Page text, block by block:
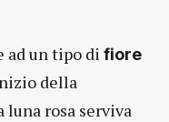
ad un tipo di fiore
della
luna rosa serviva